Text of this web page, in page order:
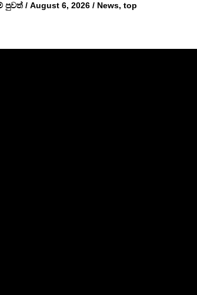
පුවත් /August 6, 2026/ News,top